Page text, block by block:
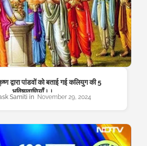
द्वारा पांडवों को बताई गई कलियुग की 5
भविष्यवाणियाँ।।
Samiti November 29, 2024